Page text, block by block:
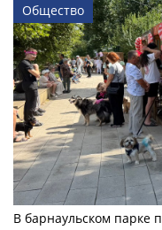
Общество
В барнаульском парке